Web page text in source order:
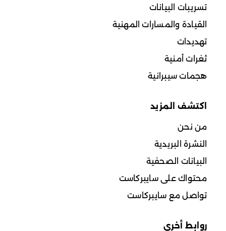
تسريبات البيانات
القيادة والمسارات المهنية
تهديدات
ثغرات أمنية
هجمات سيبرانية
اكتشف المزيد
من نحن
النشرة البريدية
البيانات الصحفية
محتواك على سايبركاست
تواصل مع سايبركاست
روابط أخرى